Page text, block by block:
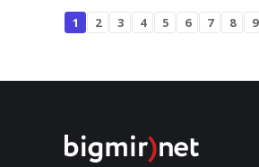
1 2 3 4 5 6 7 8 9